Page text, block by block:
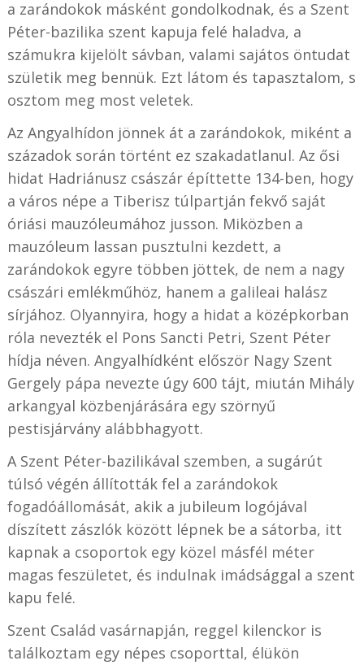
a zarándokok másként gondolkodnak, és a Szent
Péter-bazilika szent kapuja felé haladva, a
számukra kijelölt sávban, valami sajátos öntudat
születik meg bennük. Ezt látom és tapasztalom, s
osztom meg most veletek.
Az Angyalhídon jönnek át a zarándokok, miként a
századok során történt ez szakadatlanul. Az ősi
hidat Hadriánusz császár építtette 134-ben, hogy
a város népe a Tiberisz túlpartján fekvő saját
óriási mauzóleumához jusson. Miközben a
mauzóleum lassan pusztulni kezdett, a
zarándokok egyre többen jöttek, de nem a nagy
császári emlékműhöz, hanem a galileai halász
sírjához. Olyannyira, hogy a hidat a középkorban
róla nevezték el Pons Sancti Petri, Szent Péter
hídja néven. Angyalhídként először Nagy Szent
Gergely pápa nevezte úgy 600 tájt, miután Mihály
arkangyal közbenjárására egy szörnyű
pestisjárvány alábbhagyott.
A Szent Péter-bazilikával szemben, a sugárút
túlsó végén állították fel a zarándokok
fogadóállomását, akik a jubileum logójával
díszített zászlók között lépnek be a sátorba, itt
kapnak a csoportok egy közel másfél méter
magas feszületet, és indulnak imádsággal a szent
kapu felé.
Szent Család vasárnapján, reggel kilenckor is
találkoztam egy népes csoporttal, élükön